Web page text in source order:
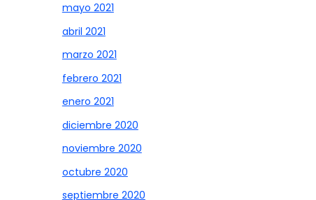
mayo 2021
abril 2021
marzo 2021
febrero 2021
enero 2021
diciembre 2020
noviembre 2020
octubre 2020
septiembre 2020